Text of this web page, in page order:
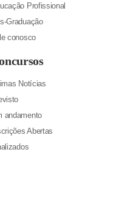
Profissional
Graduação
conosco
Notícias
andamento
Abertas